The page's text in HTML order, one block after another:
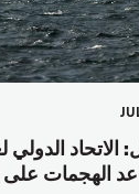
الاتحاد الدولي
الهجمات على